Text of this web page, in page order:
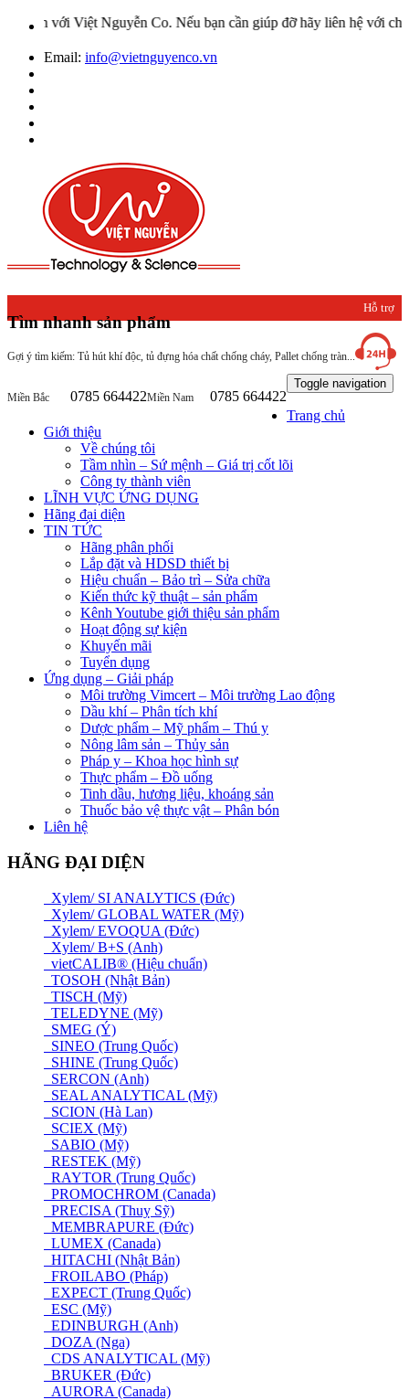
Việt Nguyễn Co. Nếu bạn cần giúp đỡ hãy liên hệ với chúng tôi
Email: info@vietnguyenco.vn
Tìm nhanh sản phẩm
Gợi ý tìm kiếm: Tủ hút khí độc, tủ đựng hóa chất chống cháy, Pallet chống tràn...
Hỗ trợ
khách
hàng
Miền Bắc 0785 664422Miền Nam 0785 664422
Toggle navigation
Trang chủ
Giới thiệu
Về chúng tôi
Tầm nhìn – Sứ mệnh – Giá trị cốt lõi
Công ty thành viên
LĨNH VỰC ỨNG DỤNG
Hãng đại diện
TIN TỨC
Hãng phân phối
Lắp đặt và HDSD thiết bị
Hiệu chuẩn – Bảo trì – Sửa chữa
Kiến thức kỹ thuật – sản phẩm
Kênh Youtube giới thiệu sản phẩm
Hoạt động sự kiện
Khuyến mãi
Tuyển dụng
Ứng dụng – Giải pháp
Môi trường Vimcert – Môi trường Lao động
Dầu khí – Phân tích khí
Dược phẩm – Mỹ phẩm – Thú y
Nông lâm sản – Thủy sản
Pháp y – Khoa học hình sự
Thực phẩm – Đồ uống
Tinh dầu, hương liệu, khoáng sản
Thuốc bảo vệ thực vật – Phân bón
Liên hệ
HÃNG ĐẠI DIỆN
Xylem/ SI ANALYTICS (Đức)
Xylem/ GLOBAL WATER (Mỹ)
Xylem/ EVOQUA (Đức)
Xylem/ B+S (Anh)
vietCALIB® (Hiệu chuẩn)
TOSOH (Nhật Bản)
TISCH (Mỹ)
TELEDYNE (Mỹ)
SMEG (Ý)
SINEO (Trung Quốc)
SHINE (Trung Quốc)
SERCON (Anh)
SEAL ANALYTICAL (Mỹ)
SCION (Hà Lan)
SCIEX (Mỹ)
SABIO (Mỹ)
RESTEK (Mỹ)
RAYTOR (Trung Quốc)
PROMOCHROM (Canada)
PRECISA (Thuỵ Sỹ)
MEMBRAPURE (Đức)
LUMEX (Canada)
HITACHI (Nhật Bản)
FROILABO (Pháp)
EXPECT (Trung Quốc)
ESC (Mỹ)
EDINBURGH (Anh)
DOZA (Nga)
CDS ANALYTICAL (Mỹ)
BRUKER (Đức)
AURORA (Canada)